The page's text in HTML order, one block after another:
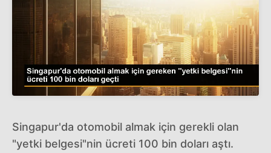
Singapur'da otomobil almak için gerekli olan
"yetki belgesi"nin ücreti 100 bin doları aştı.